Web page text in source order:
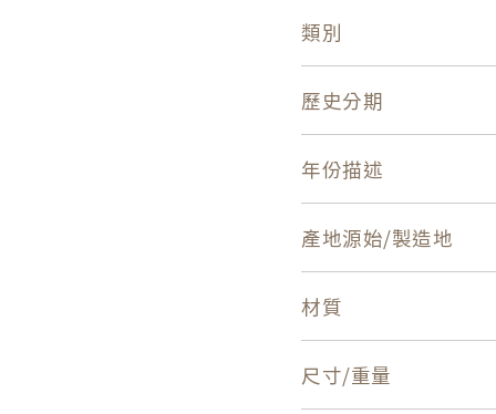
類別
歷史分期
年份描述
產地源始/製造地
材質
尺寸/重量